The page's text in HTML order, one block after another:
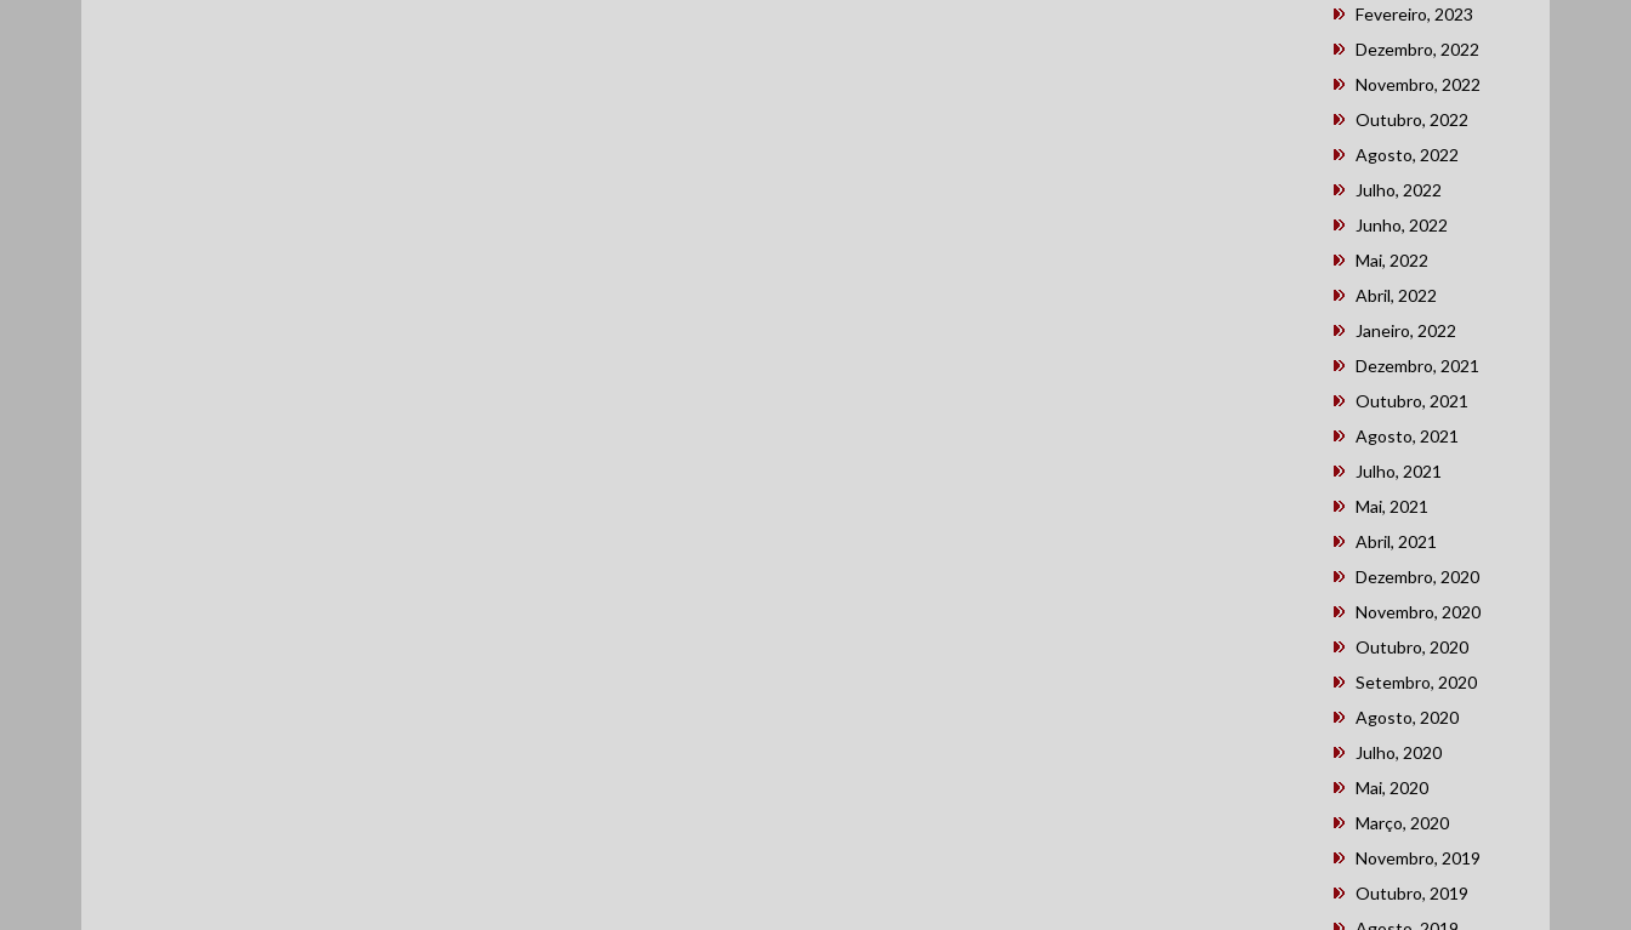
Fevereiro, 2023
Dezembro, 2022
Novembro, 2022
Outubro, 2022
Agosto, 2022
Julho, 2022
Junho, 2022
Mai, 2022
Abril, 2022
Janeiro, 2022
Dezembro, 2021
Outubro, 2021
Agosto, 2021
Julho, 2021
Mai, 2021
Abril, 2021
Dezembro, 2020
Novembro, 2020
Outubro, 2020
Setembro, 2020
Agosto, 2020
Julho, 2020
Mai, 2020
Março, 2020
Novembro, 2019
Outubro, 2019